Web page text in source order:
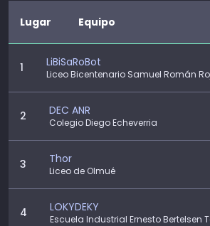
Lugar Equipo
1 LiBiSaRoBot
Liceo Bicentenario Samuel Román
2 DEC ANR
Colegio Diego Echeverria
3 Thor
Liceo de Olmué
4 LOKYDEKY
Escuela Industrial Ernesto Bertelsen